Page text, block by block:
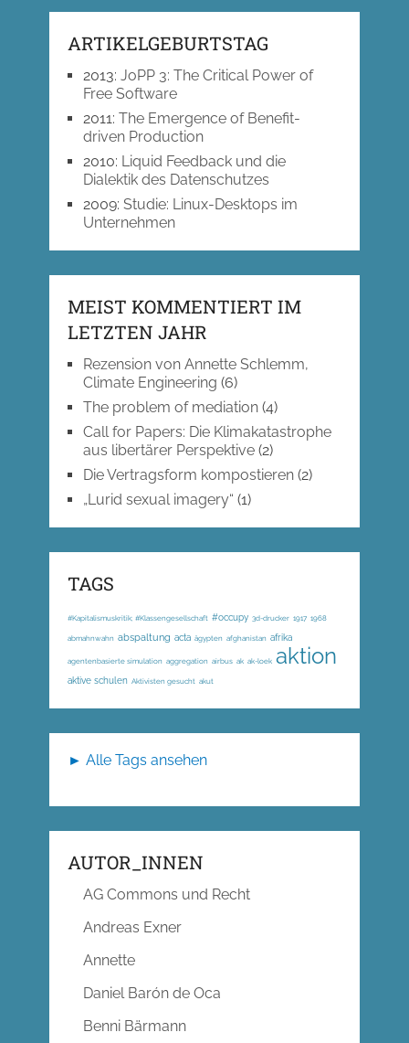
ARTIKELGEBURTSTAG
2013: JoPP 3: The Critical Power of
Free Software
2011: The Emergence of Benefit-
driven Production
2010: Liquid Feedback und die
Dialektik des Datenschutzes
2009: Studie: Linux-Desktops im
Unternehmen
MEIST KOMMENTIERT IM
LETZTEN JAHR
Rezension von Annette Schlemm,
Climate Engineering (6)
The problem of mediation(4)
Call for Papers: Die Klimakatastrophe
aus libertärer Perspektive(2)
Die Vertragsform kompostieren(2)
„Lurid sexual imagery“ (1)
TAGS
#Kapitalismuskritik; #Klassengesellschaft #occupy 3d-drucker 1917 1968
abmahnwahn abspaltung acta ägypten afghanistan afrika
agentenbasierte simulation aggregation airbus ak ak-loek aktion
aktive schulen Aktivisten gesucht akut
► Alle Tags ansehen
AUTOR_INNEN
AG Commons und Recht
Andreas Exner
Annette
Daniel Barón de Oca
Benni Bärmann